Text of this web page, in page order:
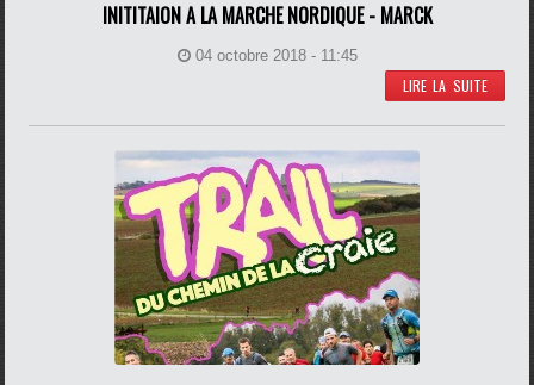
INITITAION A LA MARCHE NORDIQUE - MARCK
04 octobre 2018 - 11:45
LIRE LA SUITE